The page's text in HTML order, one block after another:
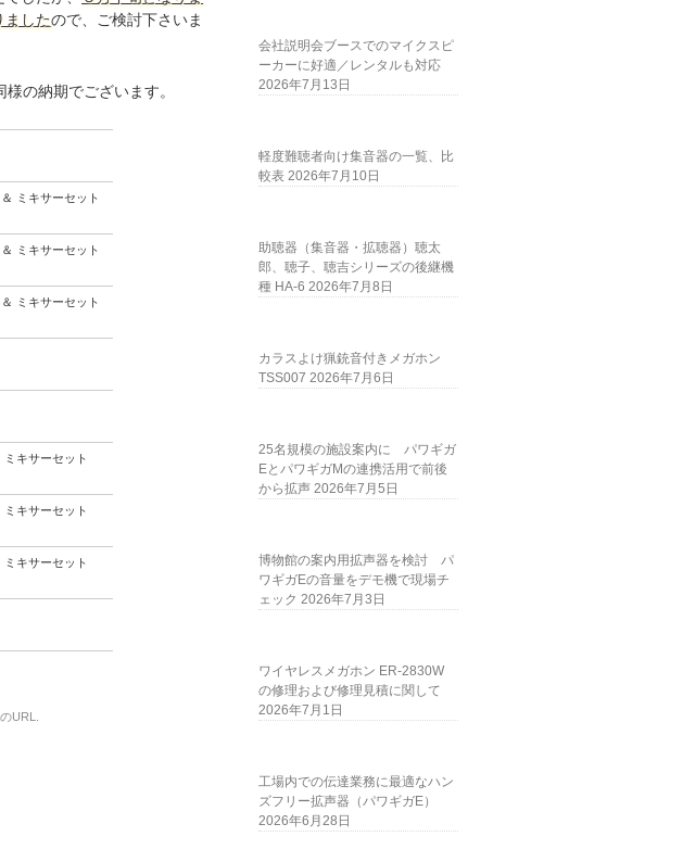
ましたので、ご検討下さいま
の納期でございます。
ミキサーセット
ミキサーセット
ミキサーセット
ミキサーセット
ミキサーセット
ミキサーセット
URL
会社説明会ブースでのマイクスピ
ーカーに好適／レンタルも対応
2026年7月13日
軽度難聴者向け集音器の一覧、比
較表 2026年7月10日
助聴器（集音器・拡聴器）聴太
郎、聴子、聴吉シリーズの後継機
種 HA-6 2026年7月8日
カラスよけ猟銃音付きメガホン
TSS007 2026年7月6日
25名規模の施設案内に パワギガ
EとパワギガMの連携活用で前後
から拡声 2026年7月5日
博物館の案内用拡声器を検討 パ
ワギガEの音量をデモ機で現場チ
ェック 2026年7月3日
ワイヤレスメガホン ER-2830W
の修理および修理見積に関して
2026年7月1日
工場内での伝達業務に最適なハン
ズフリー拡声器（パワギガE）
2026年6月28日